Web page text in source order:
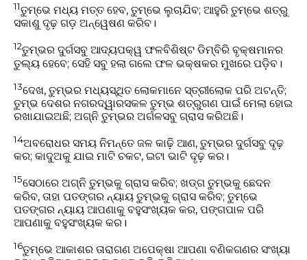
11ତୁମ୍ଭେ ମଧ୍ୟ ମତ୍ତ ହେବ, ତୁମ୍ଭେ ଲୁଚାଯିବ; ଆହୁରି ତୁମ୍ଭେ ଶତ୍ରୁ
ସକାଶୁ ଦୃଢ଼ ଗଡ଼ ଅନ୍ୱେଷଣ କରିବ।
12ତୁମ୍ଭର ଦୁର୍ଗସବୁ ଆଦ୍ୟପକ୍ୱ ଫଳବିଶିଷ୍ଟ ଡିମ୍ବିରି ବୃକ୍ଷମାନର
ତୁଲ୍ୟ ହେବେ; ସେହି ସବୁ ହଲା ଗଲେ ଫଳ ଭକ୍ଷକର ମୁଖରେ ପଡ଼ିବ।
13ଦେଖ, ତୁମ୍ଭର ମଧ୍ୟସ୍ଥିତ ଲୋକମାନେ ସ୍ତ୍ରୀଲୋକ ପରି ଅଟନ୍ତି;
ତୁମ୍ଭ ଦେଶର ନଗରଦ୍ୱାରସକଳ ତୁମ୍ଭ ଶତ୍ରୁଗଣ ପାଇଁ ମେଲା ହୋଇ
ରଖାଯାଇଅଛି; ଅଗ୍ନି ତୁମ୍ଭର ଅର୍ଗଳସବୁ ଗ୍ରାସ କରିଅଛି।
14ଅବରୋଧର ସମୟ ନିମନ୍ତେ ଜଳ କାଢ଼ି ଆଣ, ତୁମ୍ଭର ଦୁର୍ଗସବୁ ଦୃଢ଼
କର; କାଦୁଅକୁ ଯାଇ ମାଟି ଚକଟ, ଇଟା ଭାଟି ଦୃଢ଼ କର।
15ସେଠାରେ ଅଗ୍ନି ତୁମ୍ଭକୁ ଗ୍ରାସ କରିବ; ଖଡ୍ଗ ତୁମ୍ଭକୁ ଛେଦନ
କରିବ, ତାହା ପତଙ୍ଗର ନ୍ୟାୟ ତୁମ୍ଭକୁ ଗ୍ରାସ କରିବ; ତୁମ୍ଭେ
ପତଙ୍ଗର ନ୍ୟାୟ ଆପଣାକୁ ବହୁସଂଖ୍ୟକ କର, ପଙ୍ଗପାଳ ପରି
ଆପଣାକୁ ବହୁସଂଖ୍ୟକ କର।
16ତୁମ୍ଭେ ଆକାଶର ତାରାଗଣ ଅପେକ୍ଷା ଆପଣା ବଣିକଗଣର ସଂଖ୍ୟା